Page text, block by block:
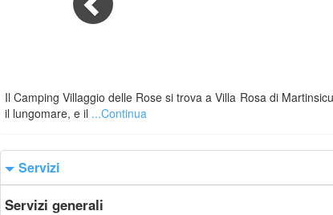
Il Camping Villaggio delle Rose si trova a Villa Rosa di
il lungomare, e il ...Continua
Servizi
Servizi generali